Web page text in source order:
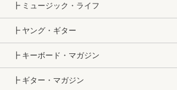
┣ ミュージック・ライフ
┣ ヤング・ギター
┣ キーボード・マガジン
┣ ギター・マガジン